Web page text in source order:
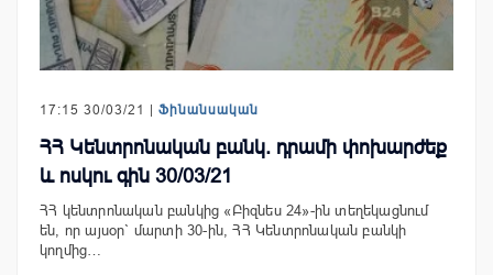
17:15 30/03/21 | Ֆինանսական
ՀՀ Կենտրոնական բանկ. դրամի փոխարժեք
և ոսկու գին 30/03/21
ՀՀ կենտրոնական բանկից «Բիզնես 24»-ին տեղեկացնում
են, որ այսօր` մարտի 30-ին, ՀՀ Կենտրոնական բանկի
կողմից…